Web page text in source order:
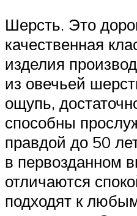
Шерсть. Это
качественная
изделия
из овечьей
ощупь,
способны
правдой до 50
в первозданном
отличаются
подходят к